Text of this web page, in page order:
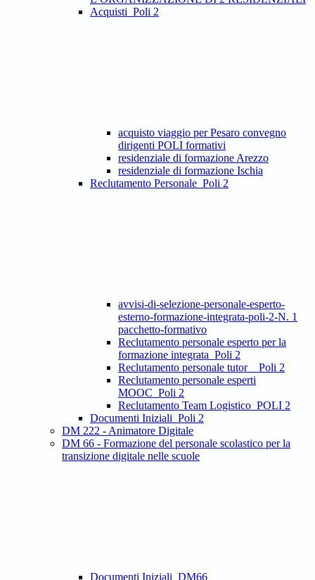
Acquisti_Poli 2
acquisto viaggio per Pesaro convegno
dirigenti POLI formativi
residenziale di formazione Arezzo
residenziale di formazione Ischia
Reclutamento Personale_Poli 2
avvisi-di-selezione-personale-esperto-
esterno-formazione-integrata-poli-2-N. 1
pacchetto-formativo
Reclutamento personale esperto per la
formazione integrata_Poli 2
Reclutamento personale tutor _ Poli 2
Reclutamento personale esperti
MOOC_Poli 2
Reclutamento Team Logistico_POLI 2
Documenti Iniziali_Poli 2
DM 222 - Animatore Digitale
DM 66 - Formazione del personale scolastico per la
transizione digitale nelle scuole
Documenti Iniziali_DM66